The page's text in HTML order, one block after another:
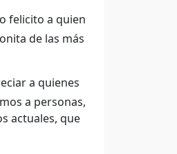
felicito a quien
de las más
a quienes
a personas,
actuales, que